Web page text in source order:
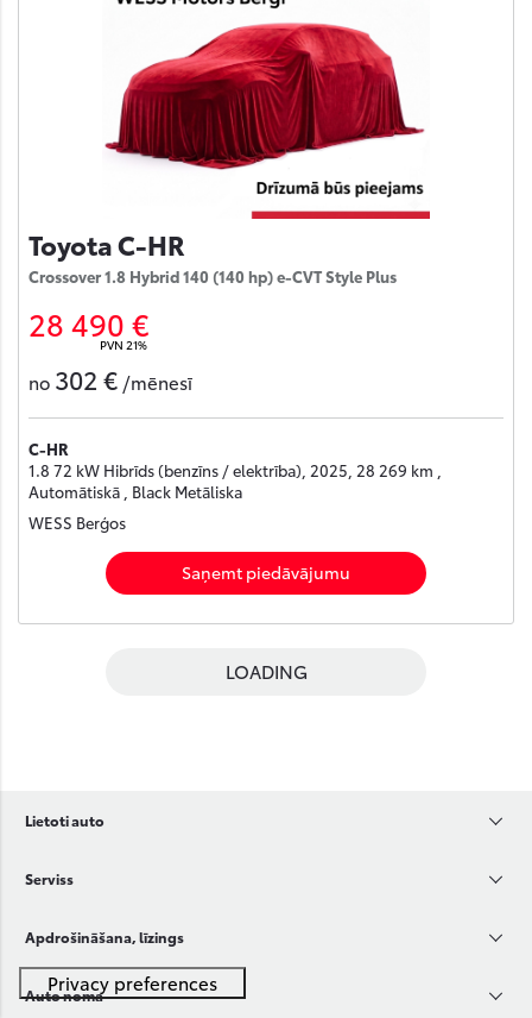
Toyota C-HR
Crossover 1.8 Hybrid 140 (140 hp) e-CVT Style Plus
28 490 €
PVN 21%
no 302 € /mēnesī
C-HR
1.8 72 kW Hibrīds (benzīns / elektrība), 2025, 28 269 km ,
Automātiskā , Black Metāliska
WESS Berģos
Saņemt piedāvājumu
LOADING
Lietoti auto
Serviss
Apdrošināšana, līzings
Auto noma